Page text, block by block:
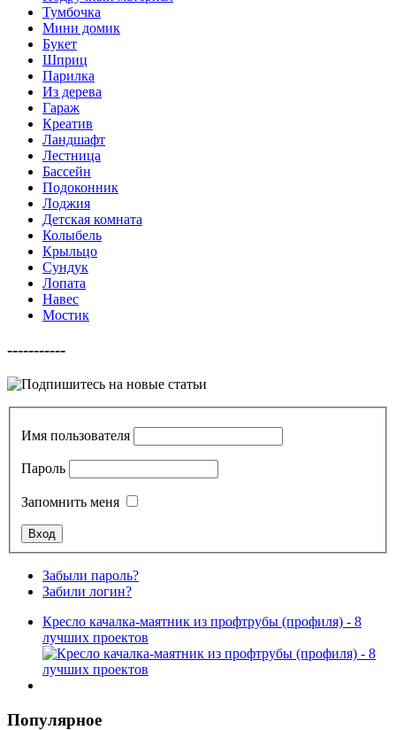
Тумбочка
Мини домик
Букет
Шприц
Парилка
Из дерева
Гараж
Креатив
Ландшафт
Лестница
Бассейн
Подоконник
Лоджия
Детская комната
Колыбель
Крыльцо
Сундук
Лопата
Навес
Мостик
-----------
Имя пользователя
Пароль
Запомнить меня
Забыли пароль?
Забили логин?
Кресло качалка-маятник из профтрубы (профиля) - 8
лучших проектов
Популярное